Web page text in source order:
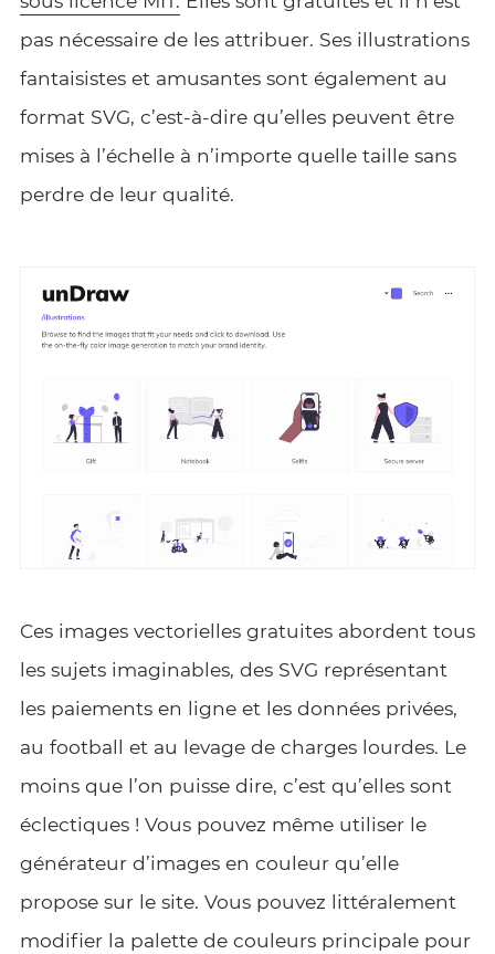
pas nécessaire de les attribuer. Ses illustrations
fantaisistes et amusantes sont également au
format SVG, c’est-à-dire qu’elles peuvent être
mises à l’échelle à n’importe quelle taille sans
perdre de leur qualité.
Ces images vectorielles gratuites abordent tous
les sujets imaginables, des SVG représentant
les paiements en ligne et les données privées,
au football et au levage de charges lourdes. Le
moins que l’on puisse dire, c’est qu’elles sont
éclectiques ! Vous pouvez même utiliser le
générateur d’images en couleur qu’elle
propose sur le site. Vous pouvez littéralement
modifier la palette de couleurs principale pour